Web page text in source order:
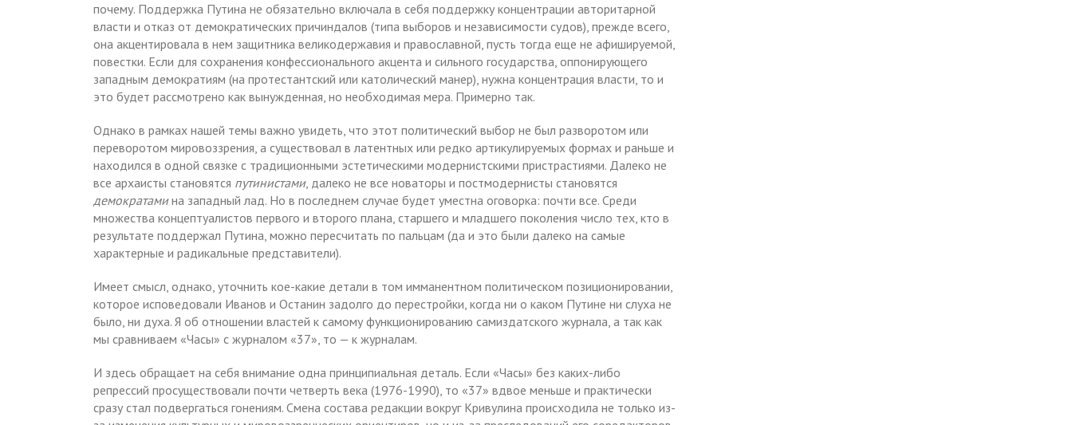
почему. Поддержка Путина не обязательно включала в себя поддержку концентрации авторитарной
власти и отказ от демократических причиндалов (типа выборов и независимости судов), прежде всего,
она акцентировала в нем защитника великодержавия и православной, пусть тогда еще не афишируемой,
повестки. Если для сохранения конфессионального акцента и сильного государства, оппонирующего
западным демократиям (на протестантский или католический манер), нужна концентрация власти, то и
это будет рассмотрено как вынужденная, но необходимая мера. Примерно так.
Однако в рамках нашей темы важно увидеть, что этот политический выбор не был разворотом или
переворотом мировоззрения, а существовал в латентных или редко артикулируемых формах и раньше и
находился в одной связке с традиционными эстетическими модернистскими пристрастиями. Далеко не
все архаисты становятся путинистами, далеко не все новаторы и постмодернисты становятся
демократамина западный лад. Но в последнем случае будет уместна оговорка: почти все. Среди
множества концептуалистов первого и второго плана, старшего и младшего поколения число тех, кто в
результате поддержал Путина, можно пересчитать по пальцам (да и это были далеко на самые
характерные и радикальные представители).
Имеет смысл, однако, уточнить кое-какие детали в том имманентном политическом позиционировании,
которое исповедовали Иванов и Останин задолго до перестройки, когда ни о каком Путине ни слуха не
было, ни духа. Я об отношении властей к самому функционированию самиздатского журнала, а так как
мы сравниваем «Часы» с журналом «37», то — к журналам.
И здесь обращает на себя внимание одна принципиальная деталь. Если «Часы» без каких-либо
репрессий просуществовали почти четверть века (1976-1990), то «37» вдвое меньше и практически
сразу стал подвергаться гонениям. Смена состава редакции вокруг Кривулина происходила не только из-